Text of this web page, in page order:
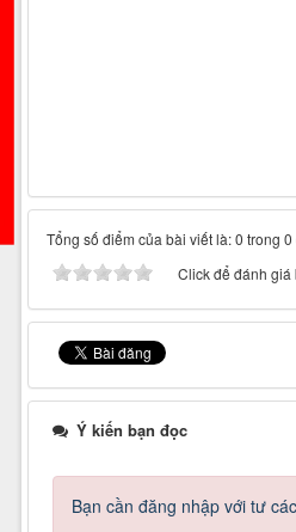
Tổng số điểm của bài viết là: 0 trong
Click để đánh giá
Ý kiến bạn đọc
Bạn cần đăng nhập với tư